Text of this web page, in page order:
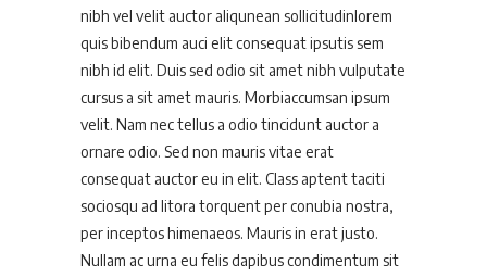
nibh vel velit auctor aliqunean sollicitudinlorem
quis bibendum auci elit consequat ipsutis sem
nibh id elit. Duis sed odio sit amet nibh vulputate
cursus a sit amet mauris. Morbiaccumsan ipsum
velit. Nam nec tellus a odio tincidunt auctor a
ornare odio. Sed non mauris vitae erat
consequat auctor eu in elit. Class aptent taciti
sociosqu ad litora torquent per conubia nostra,
per inceptos himenaeos. Mauris in erat justo.
Nullam ac urna eu felis dapibus condimentum sit